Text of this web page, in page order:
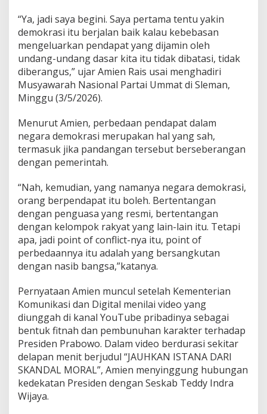
e
P
r
e
s
i
d
e
P
r
a
b
o
o
:
D
i
P
e
g
a
l
a
n
S
a
y
a
M
i
“Ya, jadi saya begini. Saya pertama tentu yakin
demokrasi itu berjalan baik kalau kebebasan
mengeluarkan pendapat yang dijamin oleh
undang-undang dasar kita itu tidak dibatasi, tidak
diberangus,” ujar Amien Rais usai menghadiri
Musyawarah Nasional Partai Ummat di Sleman,
Minggu (3/5/2026).
Menurut Amien, perbedaan pendapat dalam
negara demokrasi merupakan hal yang sah,
termasuk jika pandangan tersebut berseberangan
dengan pemerintah.
“Nah, kemudian, yang namanya negara demokrasi,
orang berpendapat itu boleh. Bertentangan
dengan penguasa yang resmi, bertentangan
dengan kelompok rakyat yang lain-lain itu. Tetapi
apa, jadi point of conflict-nya itu, point of
perbedaannya itu adalah yang bersangkutan
dengan nasib bangsa,”katanya.
Pernyataan Amien muncul setelah Kementerian
Komunikasi dan Digital menilai video yang
diunggah di kanal YouTube pribadinya sebagai
bentuk fitnah dan pembunuhan karakter terhadap
Presiden Prabowo. Dalam video berdurasi sekitar
delapan menit berjudul “JAUHKAN ISTANA DARI
SKANDAL MORAL”, Amien menyinggung hubungan
kedekatan Presiden dengan Seskab Teddy Indra
Wijaya.